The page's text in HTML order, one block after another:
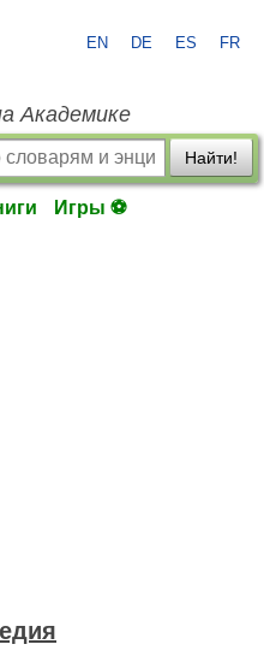
EN DE ES FR
Академике
Найти!
Игры ⚽